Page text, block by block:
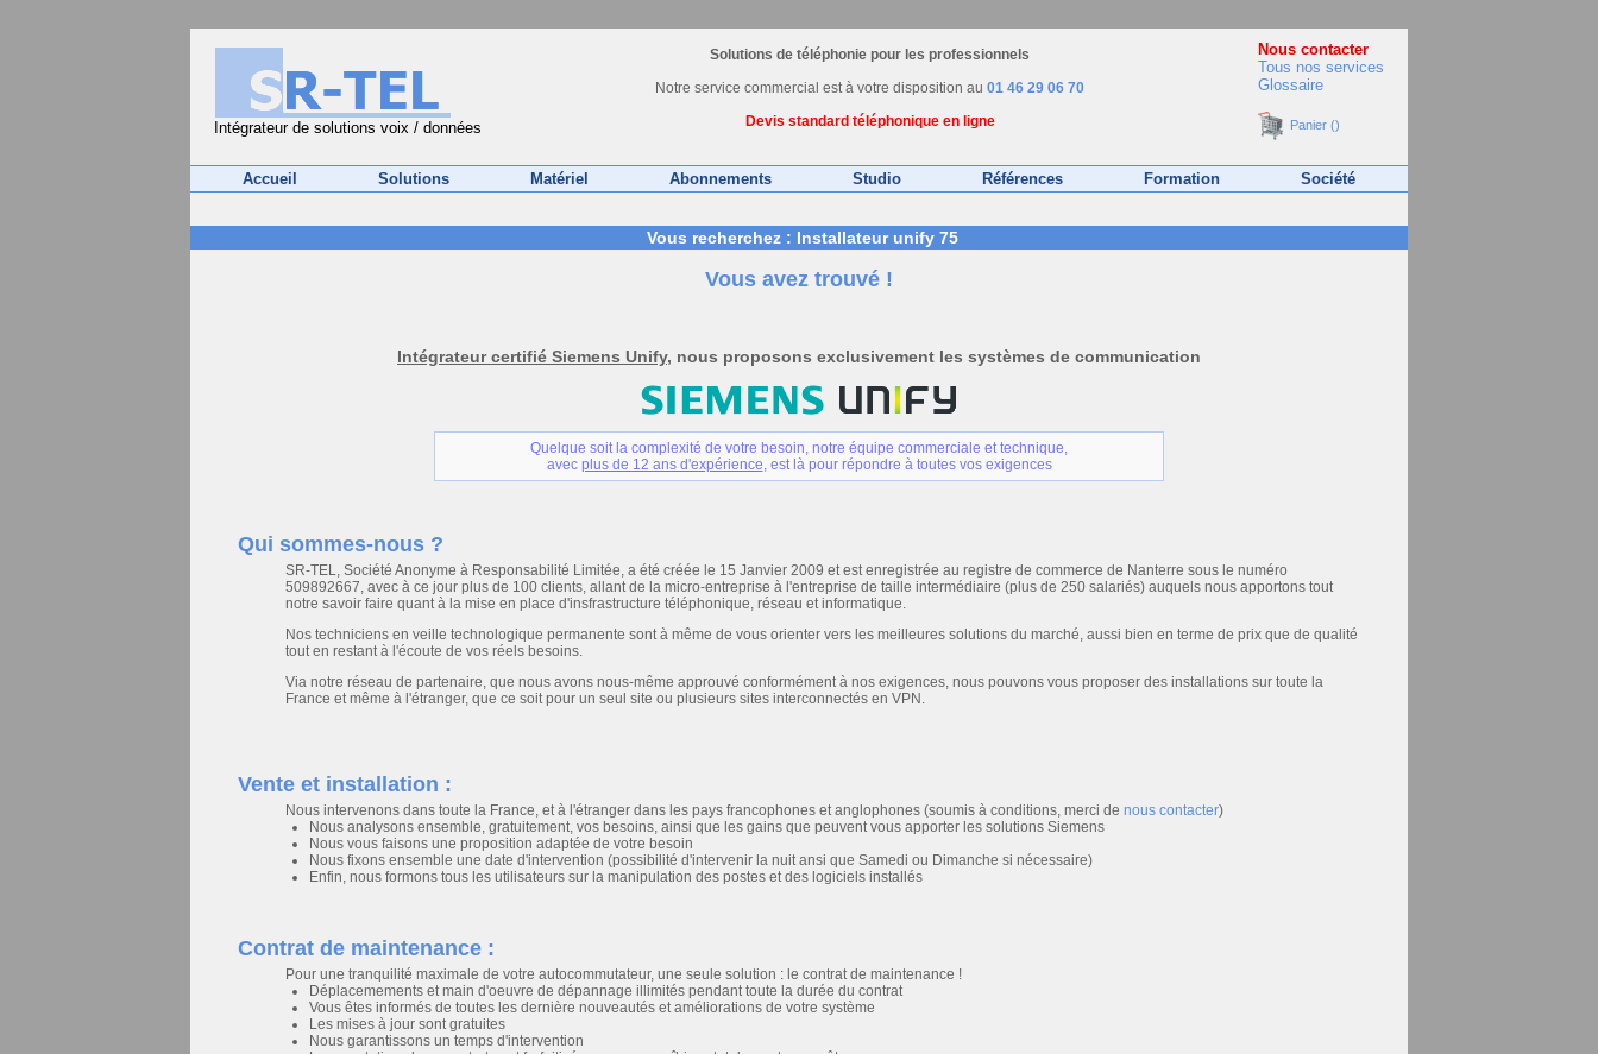
Intégrateur de solutions voix / données
Nous contacter
Tous nos services
Glossaire
Panier ()
Solutions de téléphonie pour les professionnels
Notre service commercial est à votre disposition au 01 46 29 06 70
Devis standard téléphonique en ligne
Accueil Solutions Matériel Abonnements Studio Références Formation Société
Vous recherchez : Installateur unify 75
Vous avez trouvé !
Intégrateur certifié Siemens Unify, nous proposons exclusivement les systèmes de communication
Quelque soit la complexité de votre besoin, notre équipe commerciale et technique,
avec plus de 12 ans d'expérience, est là pour répondre à toutes vos exigences
Qui sommes-nous ?
SR-TEL, Société Anonyme à Responsabilité Limitée, a été créée le 15 Janvier 2009 et est enregistrée au registre de commerce de Nanterre sous le numéro
509892667, avec à ce jour plus de 100 clients, allant de la micro-entreprise à l'entreprise de taille intermédiaire (plus de 250 salariés) auquels nous apportons tout
notre savoir faire quant à la mise en place d'insfrastructure téléphonique, réseau et informatique.
Nos techniciens en veille technologique permanente sont à même de vous orienter vers les meilleures solutions du marché, aussi bien en terme de prix que de qualité
tout en restant à l'écoute de vos réels besoins.
Via notre réseau de partenaire, que nous avons nous-même approuvé conformément à nos exigences, nous pouvons vous proposer des installations sur toute la
France et même à l'étranger, que ce soit pour un seul site ou plusieurs sites interconnectés en VPN.
Vente et installation :
Nous intervenons dans toute la France, et à l'étranger dans les pays francophones et anglophones (soumis à conditions, merci de nous contacter)
Nous analysons ensemble, gratuitement, vos besoins, ainsi que les gains que peuvent vous apporter les solutions Siemens
Nous vous faisons une proposition adaptée de votre besoin
Nous fixons ensemble une date d'intervention (possibilité d'intervenir la nuit ansi que Samedi ou Dimanche si nécessaire)
Enfin, nous formons tous les utilisateurs sur la manipulation des postes et des logiciels installés
Contrat de maintenance :
Pour une tranquilité maximale de votre autocommutateur, une seule solution : le contrat de maintenance !
Déplacemements et main d'oeuvre de dépannage illimités pendant toute la durée du contrat
Vous êtes informés de toutes les dernière nouveautés et améliorations de votre système
Les mises à jour sont gratuites
Nous garantissons un temps d'intervention